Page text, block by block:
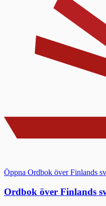
Öppna Ordbok över Finlands
Ordbok över Finlands